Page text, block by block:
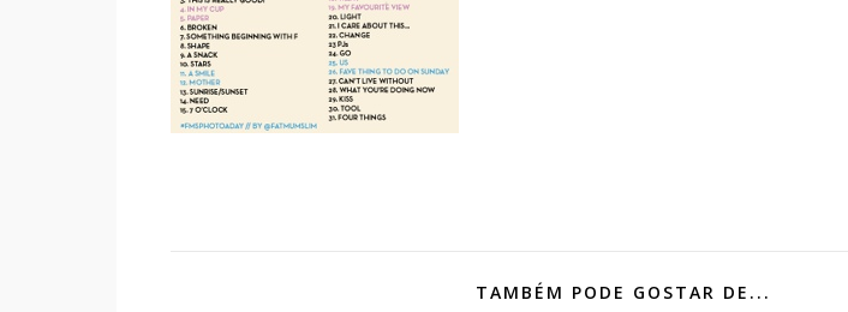
TAMBÉM PODE GOSTAR DE...